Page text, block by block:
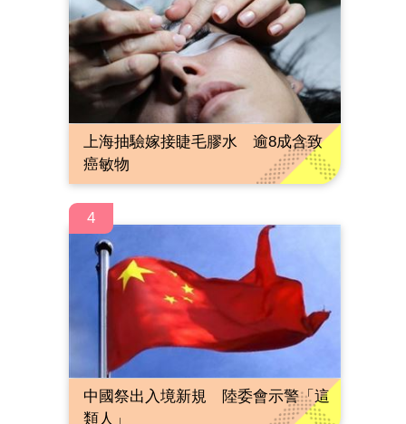
上海抽驗嫁接睫毛膠水 逾8成含致
癌敏物
4
中國祭出入境新規 陸委會示警「這
類人」